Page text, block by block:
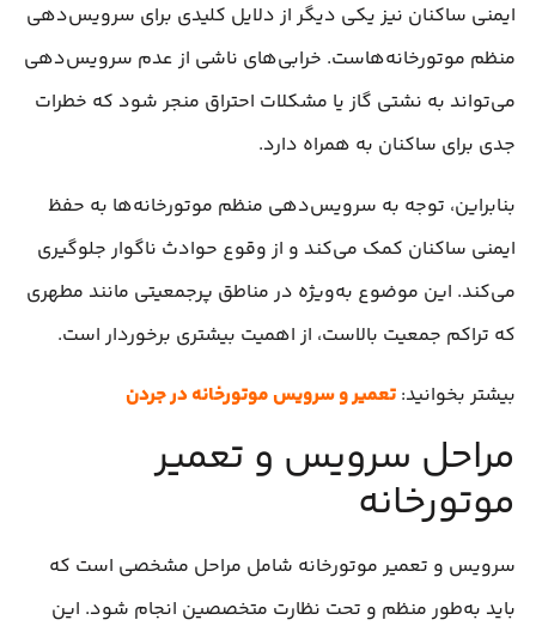
ایمنی ساکنان نیز یکی دیگر از دلایل کلیدی برای سرویس‌دهی
منظم موتورخانه‌هاست. خرابی‌های ناشی از عدم سرویس‌دهی
می‌تواند به نشتی گاز یا مشکلات احتراق منجر شود که خطرات
جدی برای ساکنان به همراه دارد.
بنابراین، توجه به سرویس‌دهی منظم موتورخانه‌ها به حفظ
ایمنی ساکنان کمک می‌کند و از وقوع حوادث ناگوار جلوگیری
می‌کند. این موضوع به‌ویژه در مناطق پرجمعیتی مانند مطهری
که تراکم جمعیت بالاست، از اهمیت بیشتری برخوردار است.
بیشتر بخوانید: تعمیر و سرویس موتورخانه در جردن
مراحل سرویس و تعمیر
موتورخانه
سرویس و تعمیر موتورخانه شامل مراحل مشخصی است که
باید به‌طور منظم و تحت نظارت متخصصین انجام شود. این